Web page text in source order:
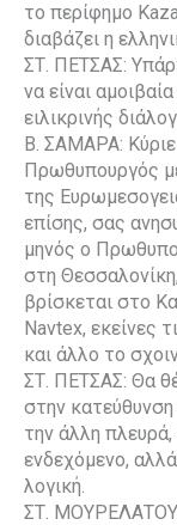
το περίφημο
διαβάζει η
ΣΤ. ΠΕΤΣΑΣ:
να είναι
ειλικρινής
Β. ΣΑΜΑΡΑ:
Πρωθυπουργός
της
επίσης, σας
μηνός ο
στη
βρίσκεται στο
Navtex, εκείνες
και άλλο το
ΣΤ. ΠΕΤΣΑΣ: Θα
στην
την άλλη πλευρά,
ενδεχόμενο,
λογική.
ΣΤ. ΜΟΥΡΕΛΑΤΟΥ: